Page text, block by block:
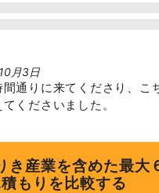
月3日
通りに来てくださり、こ
くださいました。
き産業を含めた最大
積もりを比較する